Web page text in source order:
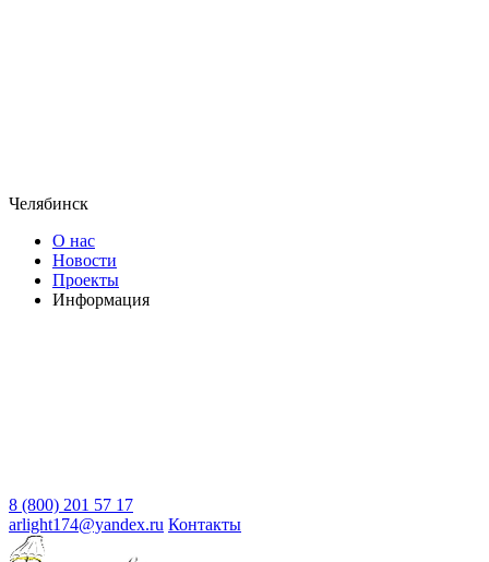
Челябинск
О нас
Новости
Проекты
Информация
8 (800) 201 57 17
arlight174@yandex.ru Контакты